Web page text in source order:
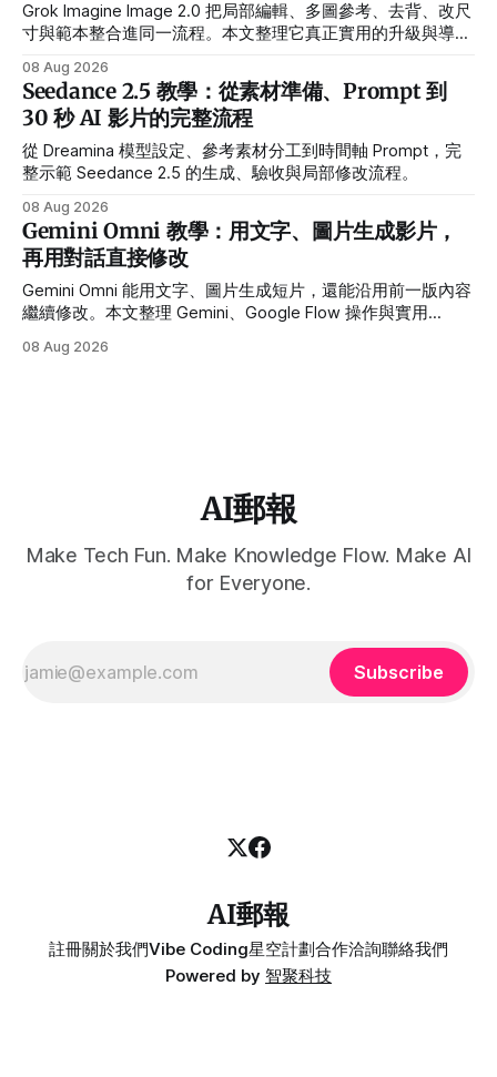
Grok Imagine Image 2.0 把局部編輯、多圖參考、去背、改尺
寸與範本整合進同一流程。本文整理它真正實用的升級與導入
08 Aug 2026
Seedance 2.5 教學：從素材準備、Prompt 到
30 秒 AI 影片的完整流程
從 Dreamina 模型設定、參考素材分工到時間軸 Prompt，完
整示範 Seedance 2.5 的生成、驗收與局部修改流程。
08 Aug 2026
Gemini Omni 教學：用文字、圖片生成影片，
再用對話直接修改
Gemini Omni 能用文字、圖片生成短片，還能沿用前一版內容
繼續修改。本文整理 Gemini、Google Flow 操作與實用
08 Aug 2026
AI郵報
Make Tech Fun. Make Knowledge Flow. Make AI
for Everyone.
Subscribe
AI郵報
註冊關於我們Vibe Coding星空計劃合作洽詢聯絡我們
Powered by 智聚科技